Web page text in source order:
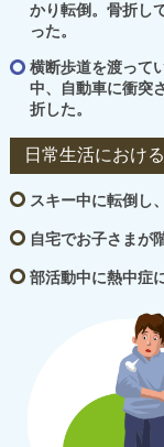
かり転倒。骨折し
った。
横断歩道を渡って
中、自動車に衝突
折した。
日常生活におけ
スキー中に転倒し
自宅でお子さまが
部活動中に熱中症